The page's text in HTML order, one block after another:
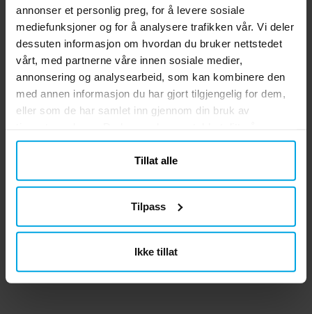
annonser et personlig preg, for å levere sosiale
mediefunksjoner og for å analysere trafikken vår. Vi deler
dessuten informasjon om hvordan du bruker nettstedet
vårt, med partnerne våre innen sosiale medier,
annonsering og analysearbeid, som kan kombinere den
med annen informasjon du har gjort tilgjengelig for dem,
eller som de har samlet inn gjennom din bruk av
helst.
Tillat alle
Tilpass
Ikke tillat